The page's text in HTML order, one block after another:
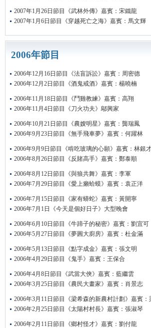
2007年1月26日節目《武林外傳》嘉賓：宋鐵龍
2007年1月6日節目《穿越死亡之海》嘉賓：馬文輝
2006年節目
2006年12月16日節目《法盲訴訟》嘉賓：周密德
2006年12月2日節目《酒鬼戒酒》嘉賓：楊曉楠
2006年11月18日節目《鬥雞教練》嘉賓：高翔
2006年11月4日節目《刀火功夫》鄔興家
2006年10月21日節目《農嫂明星》嘉賓：龔瑞鳳
2006年9月23日節目《無手飛車夢》嘉賓：何躍林
2006年9月9日節目《啃吃玻璃的心願》嘉賓：林銀
2006年8月26日節目《反賭高手》嘉賓：鄭泰順
2006年8月12日節目《與狼共舞》嘉賓：李軍
2006年7月29日節目《愛上癩蛤蟆》嘉賓：袁正洋
2006年7月15日節目《家有蟒蛇》嘉賓：黃開寧
2006年7月1日《今天是個好日子》大型晚會
2006年6月10日節目《牛蹄子的秘密》嘉賓：劉宜可
2006年5月27日節目《夢圓大廚房》嘉賓：杜金滿
2006年5月13日節目《點字成金》嘉賓：張文明
2006年4月29日節目《鬼手》嘉賓：王保合
2006年4月8日節目《武當大俠》嘉賓：藍繼雲
2006年3月25日節目《農民大畫家》嘉賓：肖景志
2006年3月11日節目《梁希森的新農村計劃》嘉賓：
2006年2月25日節目《太陽村村長》嘉賓：張淑琴
2006年2月11日節目《鄉村怪才》嘉賓：劉付龍